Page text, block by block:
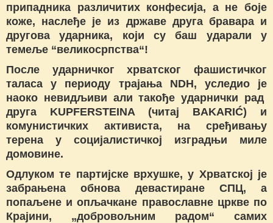
припадника различитих конфесија, а не боје
коже, наслеђе је из државе друга бравара и
другова ударника, који су баш ударали у
темеље “великосрпства“!
После ударничког хрватског фашистичког
таласа у периоду трајања NDH, уследио је
наоко невидљиви али такође ударнички рад
друга KUPFERSTEINA (читај BAKARIĆ) и
комунистичких активиста, на сређивању
терена у социјалистичкој изградњи миле
домовине.
Одлуком те партијске врхушке, у Хрватској је
забрањена обнова девастиране СПЦ, а
попаљене и опљачкане православне цркве по
Крајини, „добровољним радом“ самих